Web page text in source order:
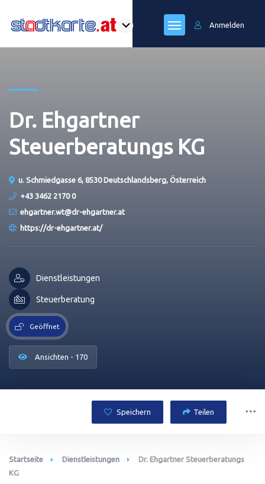
Anmelden
Dr. Ehgartner
Steuerberatungs KG
u. Schmiedgasse 6, 8530 Deutschlandsberg, Österreich
+43 3462 2170 0
ehgartner.wt@dr-ehgartner.at
https://dr-ehgartner.at/
Dienstleistungen
Steuerberatung
Geöffnet
Ansichten - 170
Speichern Teilen
Startseite Dienstleistungen
Dr. Ehgartner Steuerberatungs
KG